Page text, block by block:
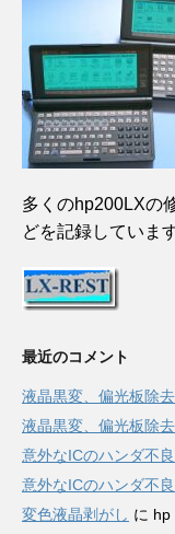
多くのhp200LXの
どを記録しています
最近のコメント
液晶黒変、偏光板除去
液晶黒変、偏光板除去
意外なICのハンダ不
意外なICのハンダ不
変色液晶剥がし に hp